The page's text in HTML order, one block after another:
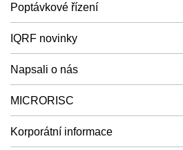
Poptávkové řízení
IQRF novinky
Napsali o nás
MICRORISC
Korporátní informace